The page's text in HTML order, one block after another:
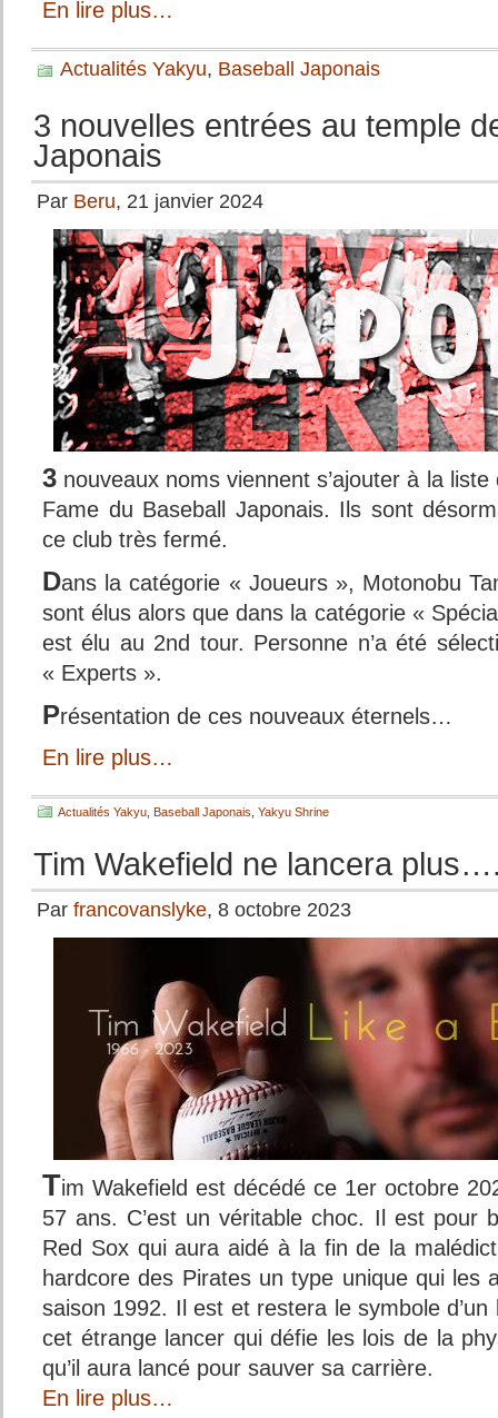
En lire plus…
Actualités Yakyu, Baseball Japonais
3 nouvelles entrées au temple
Japonais
Par Beru, 21 janvier 2024
3 nouveaux noms viennent s’ajouter à la
Fame du Baseball Japonais. Ils sont
ce club très fermé.
Dans la catégorie « Joueurs », Motonobu
sont élus alors que dans la catégorie «
est élu au 2nd tour. Personne n’a été
« Experts ».
Présentation de ces nouveaux éternels…
En lire plus…
Actualités Yakyu Baseball Japonais Yakyu Shrine
Tim Wakefield ne lancera
Par francovanslyke, 8 octobre 2023
Tim Wakefield est décédé ce 1er octobre
57 ans. C’est un véritable choc. Il est pour
Red Sox qui aura aidé à la fin de la
hardcore des Pirates un type unique qui les
saison 1992. Il est et restera le symbole
cet étrange lancer qui défie les lois de la
qu’il aura lancé pour sauver sa carrière.
En lire plus…